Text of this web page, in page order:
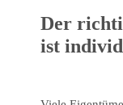
Der
ist